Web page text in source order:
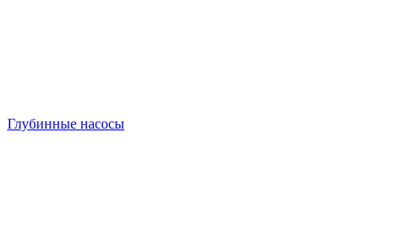
Глубинные насосы